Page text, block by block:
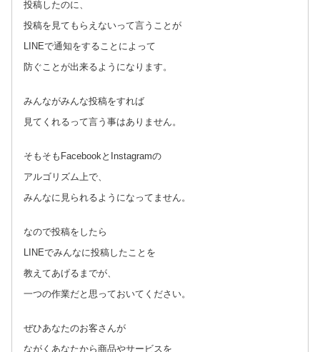
投稿したのに、
投稿を見てもらえないって言うことが
LINEで通知をすることによって
防ぐことが出来るようになります。
みんながみんな投稿をすれば
見てくれるって言う事はありません。
そもそもFacebookとInstagramの
アルゴリズム上で、
みんなに見られるようになってません。
なので投稿をしたら
LINEでみんなに投稿したことを
教えてあげるまでが、
一つの作業だと思っておいてください。
ぜひあなたのお客さんが
ながくあなたから商品やサービスを